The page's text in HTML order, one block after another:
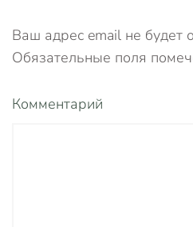
Ваш адрес email не будет
Обязательные поля
Комментарий